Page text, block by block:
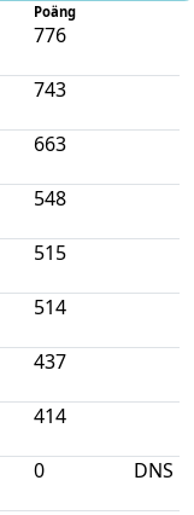
Poäng
776
743
663
548
515
514
437
414
0 DNS